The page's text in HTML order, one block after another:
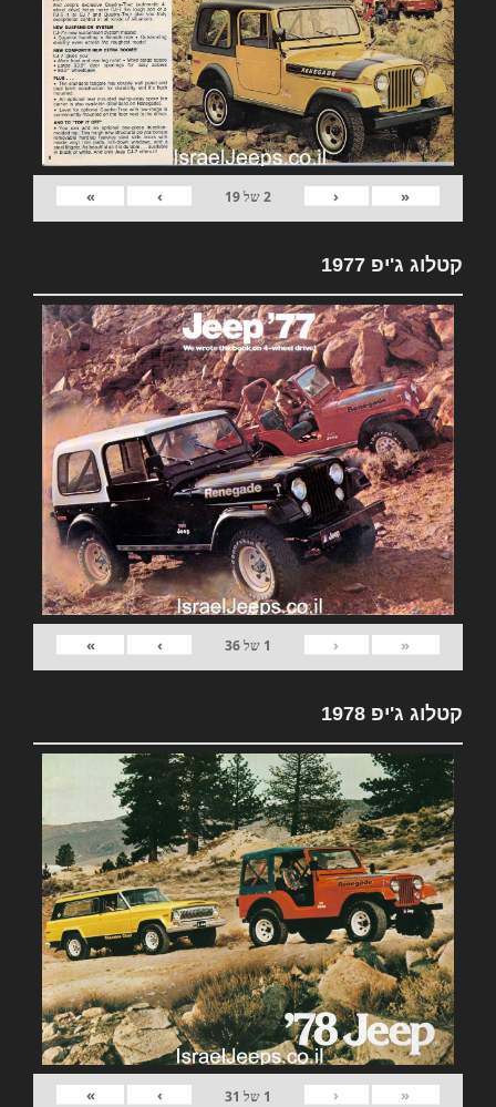
«
‹
2של19
›
»
קטלוג ג'יפ 1977
«
‹
1 של36
›
»
קטלוג ג'יפ 1978
«
‹
1 של 31
›
»